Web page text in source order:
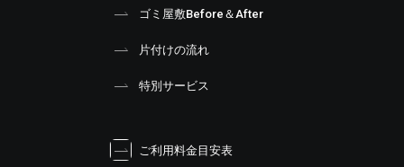
ゴミ屋敷Before＆After
片付けの流れ
特別サービス
ご利用料金目安表